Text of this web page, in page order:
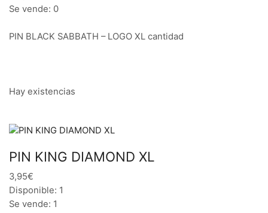
Se vende: 0
PIN BLACK SABBATH – LOGO XL cantidad
Hay existencias
PIN KING DIAMOND XL
3,95€
Disponible: 1
Se vende: 1